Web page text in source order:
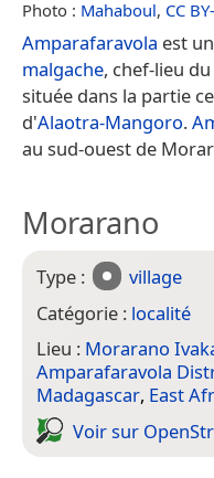
Photo : Mahaboul, CC
Amparafaravola est
malgache, chef-lieu du
située dans la partie
d'Alaotra-Mangoro.
au sud-ouest de
Morarano
Type :
village
Catégorie : localité
Lieu : Morarano
Amparafaravola
Madagascar, East
Voir sur